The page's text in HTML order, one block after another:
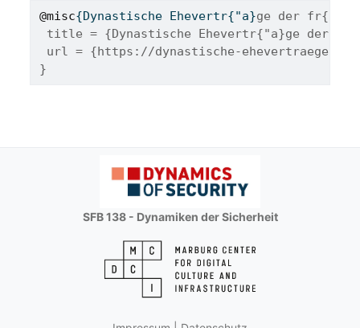
@misc{Dynastische Ehevertr{"a}ge der
title = {Dynastische Ehevertr{"a}ge der
url = {https://dynastische-
}
SFB 138 - Dynamiken der Sicherheit